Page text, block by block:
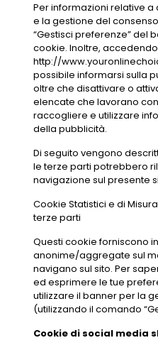
Per informazioni relative
e la gestione del
“Gestisci preferenze” del
cookie. Inoltre,
http://
possibile informarsi sulla
oltre che disattivare o
elencate che lavorano
raccogliere e utilizzare
della pubblicità.
Di seguito vengono
le terze parti potrebbero
navigazione sul presente
Cookie Statistici e di
terze parti
Questi cookie forniscono
anonime/aggregate sul
navigano sul sito. Per
ed esprimere le tue
utilizzare il banner per la
(utilizzando il comando
Cookie di social media